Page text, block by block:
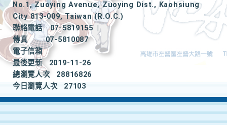
No.1, Zuoying Avenue, Zuoying Dist., Kaohsiung
City 813-009, Taiwan (R.O.C.)
聯絡電話
07-5819155
|
傳真
07-5810087
電子信箱
最後更新
2019-11-26
總瀏覽人次
28816826
今日瀏覽人次
27103